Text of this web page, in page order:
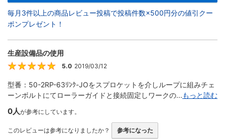
毎月3件以上の商品レビュー投稿で投稿件数×500円分の値引クー
ポンプレゼント！
生産設備品の使用
5
5.0 2019/03/12
型番：50-2RP-63ﾘﾝｸ-JOをスプロケットを介しループに組みチェ
ーンボルトにてローラーガイドと接続固定しワークの...もっと読む
0人が参考にしています。
このレビューは参考になりましたか？ 参考になった